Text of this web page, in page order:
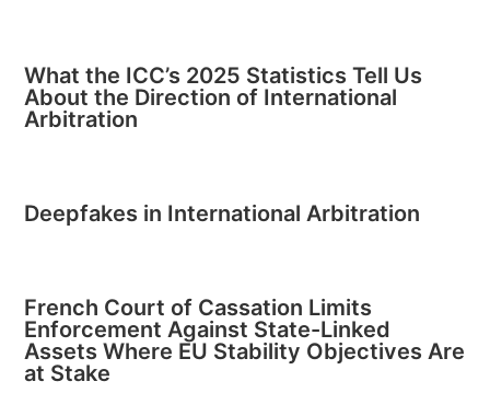
What the ICC’s 2025 Statistics Tell Us
About the Direction of International
Arbitration
Deepfakes in International Arbitration
French Court of Cassation Limits
Enforcement Against State-Linked
Assets Where EU Stability Objectives Are
at Stake